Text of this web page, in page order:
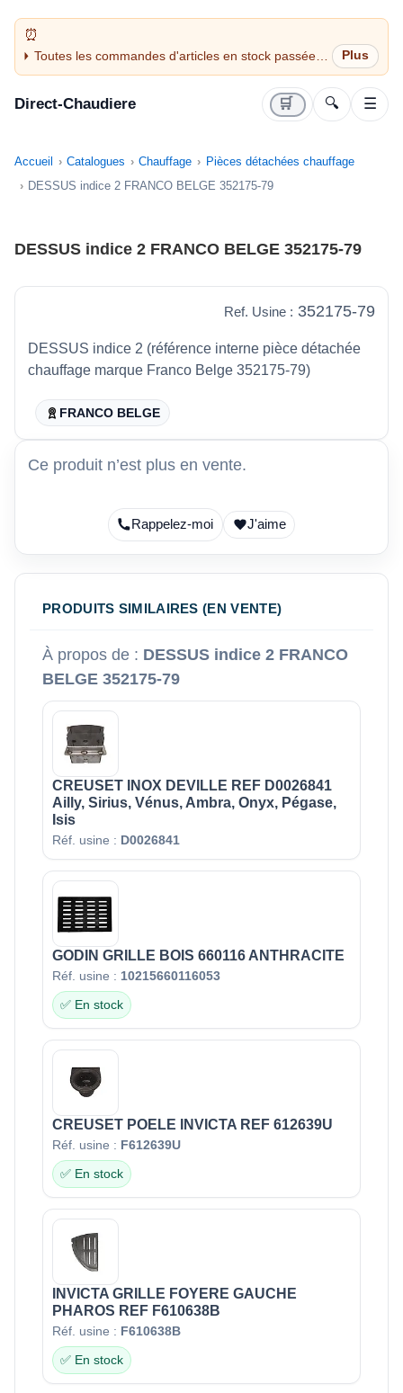
Toutes les commandes d'articles en stock passées
avant 14H sont expédiées le jour même (jours
Direct-Chaudiere 🛒 🔍 ☰
Accueil Catalogues Chauffage
Pièces détachées chauffage
DESSUS indice 2 FRANCO BELGE 352175-79
DESSUS indice 2 FRANCO BELGE 352175-79
Ref. Usine : 352175-79
DESSUS indice 2 (référence interne pièce détachée
chauffage marque Franco Belge 352175-79)
FRANCO BELGE
Ce produit n’est plus en vente.
Rappelez-moi J'aime
PRODUITS SIMILAIRES (EN VENTE)
À propos de : DESSUS indice 2 FRANCO
BELGE 352175-79
CREUSET INOX DEVILLE REF D0026841
Ailly, Sirius, Vénus, Ambra, Onyx, Pégase,
Isis
Réf. usine : D0026841
GODIN GRILLE BOIS 660116 ANTHRACITE
Réf. usine : 10215660116053
✅ En stock
CREUSET POELE INVICTA REF 612639U
Réf. usine : F612639U
✅ En stock
INVICTA GRILLE FOYERE GAUCHE
PHAROS REF F610638B
Réf. usine : F610638B
✅ En stock